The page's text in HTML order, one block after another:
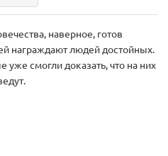
наверное, готов
награждают людей достойных.
смогли доказать, что на них